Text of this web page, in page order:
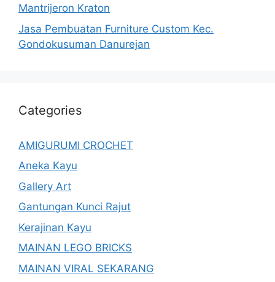
Mantrijeron Kraton
Jasa Pembuatan Furniture Custom Kec.
Gondokusuman Danurejan
Categories
AMIGURUMI CROCHET
Aneka Kayu
Gallery Art
Gantungan Kunci Rajut
Kerajinan Kayu
MAINAN LEGO BRICKS
MAINAN VIRAL SEKARANG